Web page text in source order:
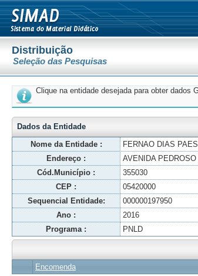
Distribuição
Seleção das Pesquisas
Clique na entidade desejada para obter dados
Dados da Entidade
Nome da Entidade :
FERNAO DIAS PAES
Endereço :
AVENIDA
Cód.Município :
355030
CEP :
05420000
Sequencial Entidade:
000000197950
Ano :
2016
Programa :
PNLD
Encomenda